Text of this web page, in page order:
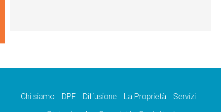
Chi siamo DPF Diffusione La Proprietà
Servizi